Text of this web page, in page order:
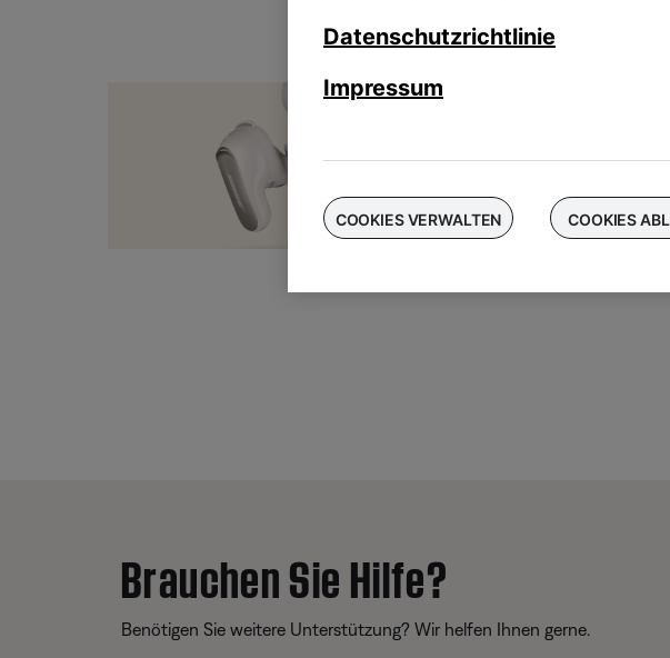
für die neuesten
Brauchen Sie Hilfe?
Benötigen Sie weitere Unterstützung? Wir helfen Ihnen gerne.
Datenschutzrichtlinie
Impressum
COOKIES VERWALTEN COOKIES